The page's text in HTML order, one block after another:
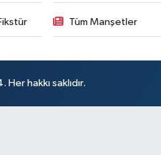
Tüm Manşetler
hakkı saklıdır.